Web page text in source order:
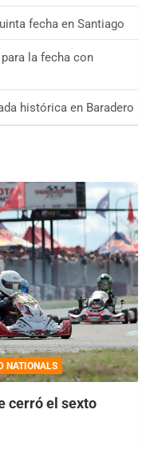
fecha en Santiago
la fecha con
histórica en Baradero
NATIONALS
cerró el sexto